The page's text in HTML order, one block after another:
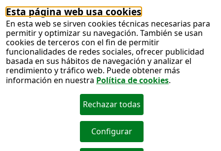
Esta página web usa cookies
En esta web se sirven cookies técnicas necesarias para
permitir y optimizar su navegación. También se usan
cookies de terceros con el fin de permitir
funcionalidades de redes sociales, ofrecer publicidad
basada en sus hábitos de navegación y analizar el
rendimiento y tráfico web. Puede obtener más
información en nuestra Política de cookies.